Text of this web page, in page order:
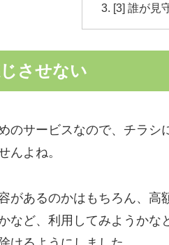
[3] 誰が見
させない
のサービスなので、チラ
んよね。
があるのかはもちろん、
など、利用してみようか